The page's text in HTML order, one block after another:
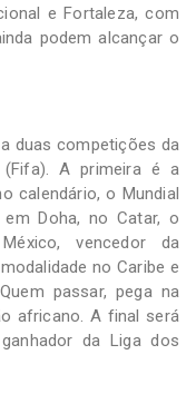
e Fortaleza, com
podem alcançar o
duas competições da
(Fifa). A primeira é a
calendário, o Mundial
Doha, no Catar, o
vencedor da
no Caribe e
passar, pega na
africano. A final será
da Liga dos